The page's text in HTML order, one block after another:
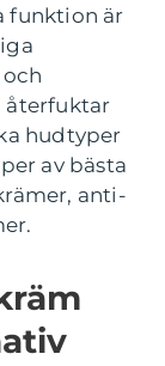
funktion är
återfuktar
hudtyper
av bästa
anti-